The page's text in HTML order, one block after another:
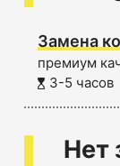
Замена
премиум
3-5 часов
Нет